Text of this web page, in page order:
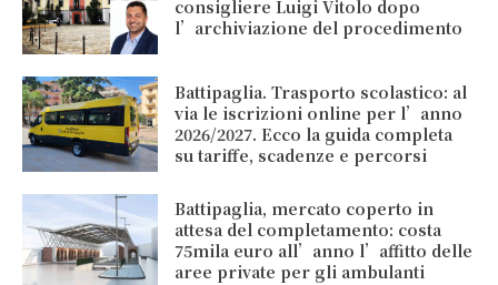
consigliere Luigi Vitolo dopo
l’archiviazione del procedimento
Battipaglia. Trasporto scolastico: al
via le iscrizioni online per l’anno
2026/2027. Ecco la guida completa
su tariffe, scadenze e percorsi
Battipaglia, mercato coperto in
attesa del completamento: costa
75mila euro all’anno l’affitto delle
aree private per gli ambulanti